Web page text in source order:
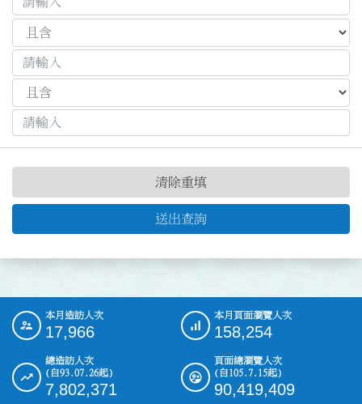
送出查詢
清除重填
::: 本月造訪人次
17,966
本月頁面瀏覽人次
158,254
總造訪人次
(自93.07.26起)
7,802,371
頁面總瀏覽人次
(自105.7.15起)
90,419,409